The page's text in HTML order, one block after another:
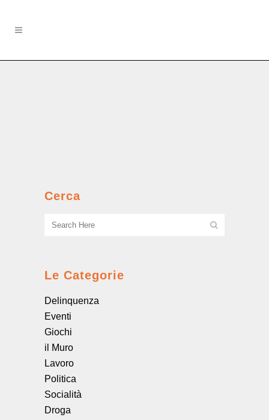
Cerca
Le Categorie
Delinquenza
Eventi
Giochi
il Muro
Lavoro
Politica
Socialità
Droga